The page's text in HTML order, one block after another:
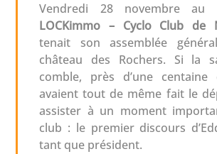
Vendredi 28 novembre
LOCKimmo – Cyclo Club de
tenait son assemblée
château des Rochers. Si la
comble, près d’une centaine
avaient tout de même fait le
assister à un moment
club : le premier discours
tant que président.